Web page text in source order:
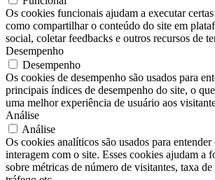
Os cookies funcionais ajudam a executar
como compartilhar o conteúdo do site em
social, coletar feedbacks e outros recursos de
Desempenho
Desempenho
Os cookies de desempenho são usados ​​para
principais índices de desempenho do site, o
uma melhor experiência de usuário aos
Análise
Análise
Os cookies analíticos são usados ​​para
interagem com o site. Esses cookies ajudam a
sobre métricas de número de visitantes, taxa